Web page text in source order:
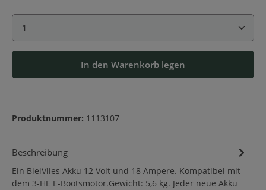
Produkt Anzahl: Gib den gewünschten Wert ein
In den Warenkorb legen
Produktnummer: 1113107
Beschreibung
Ein BleiVlies Akku 12 Volt und 18 Ampere. Kompatibel mit
dem 3-HE E-Bootsmotor.Gewicht: 5,6 kg. Jeder neue Akku